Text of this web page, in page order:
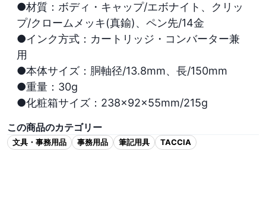
●材質：ボディ・キャップ/エボナイト、クリッ
プ/クロームメッキ(真鍮)、ペン先/14金
●インク方式：カートリッジ・コンバーター兼
用
●本体サイズ：胴軸径/13.8mm、長/150mm
●重量：30g
●化粧箱サイズ：238×92×55mm/215g
この商品のカテゴリー
文具・事務用品 事務用品 筆記用具 TACCIA